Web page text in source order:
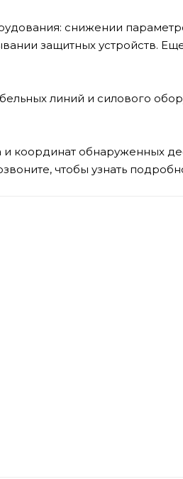
снижении
защитных устройств.
линий и силового
и координат обнаруженных
чтобы узнать